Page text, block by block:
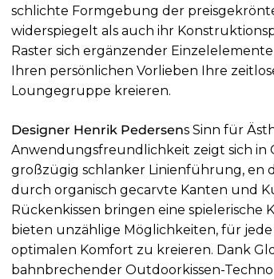
schlichte Formgebung der
widerspiegelt als auch ihr
Raster sich ergänzender
Ihren persönlichen Vorlieben Ihre
Loungegruppe kreieren.
Designer Henrik Pedersens Sinn für
Anwendungsfreundlichkeit zeigt sich in
großzügig schlanker Linienführung, en
durch organisch gecarvte Kanten und
Rückenkissen bringen eine spielerische
bieten unzählige Möglichkeiten, für
optimalen Komfort zu kreieren. Dank
bahnbrechender Outdoorkissen-